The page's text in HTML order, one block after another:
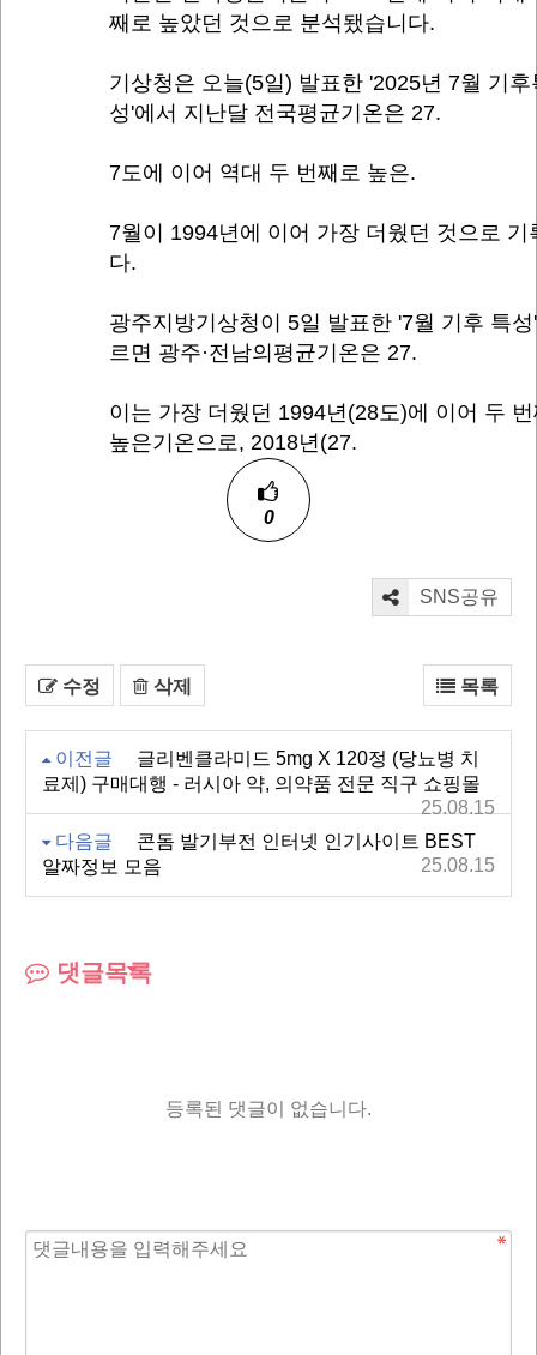
째로 높았던 것으로 분석됐습니다.
기상청은 오늘(5일) 발표한 '2025년 7월 기후
성'에서 지난달 전국평균기온은 27.
7도에 이어 역대 두 번째로 높은.
7월이 1994년에 이어 가장 더웠던 것으로 기
다.
광주지방기상청이 5일 발표한 '7월 기후 특
르면 광주·전남의평균기온은 27.
이는 가장 더웠던 1994년(28도)에 이어 두
높은기온으로, 2018년(27.
0
SNS공유
수정 삭제 목록
이전글
글리벤클라미드 5mg X 120정 (당뇨병 치
료제) 구매대행 - 러시아 약, 의약품 전문 직구 쇼핑몰
25.08.15
다음글
콘돔 발기부전 인터넷 인기사이트 BEST
알짜정보 모음
25.08.15
댓글목록
등록된 댓글이 없습니다.